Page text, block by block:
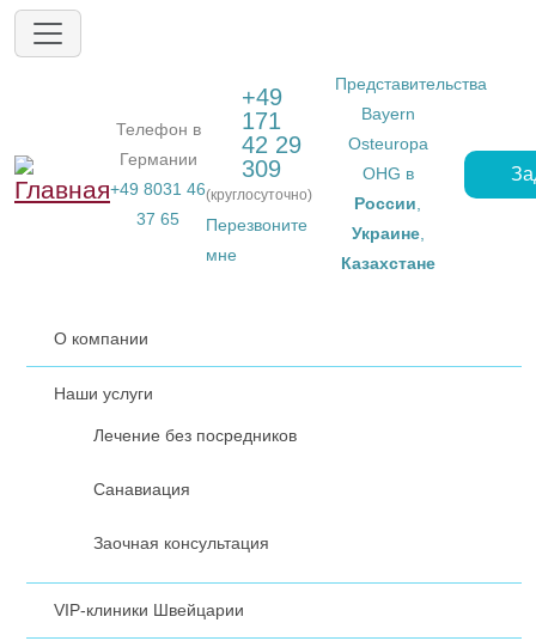
Перейти к основному содержанию
Телефон в
Германии
+49 8031 46
37 65
+49
171
42 29
309
(круглосуточно)
Перезвоните
мне
Представительства
Bayern
Osteuropa
OHG в
России
Украине,
Казахстане
О компании
Наши услуги
Лечение без посредников
Санавиация
Заочная консультация
VIP-клиники Швейцарии